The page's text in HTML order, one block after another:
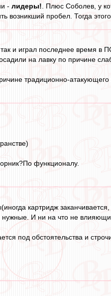
- лидеры! . Плюс Соболев, у
возникший пробел. Тогда
и играл последнее время в
на лавку по причине
традиционно-атакующего
функционалу.
картридж
нужные. И ни на что не
под обстоятельства и